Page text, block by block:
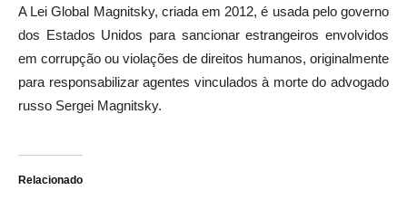
A Lei Global Magnitsky, criada em 2012, é usada pelo governo
dos Estados Unidos para sancionar estrangeiros envolvidos
em corrupção ou violações de direitos humanos, originalmente
para responsabilizar agentes vinculados à morte do advogado
russo Sergei Magnitsky.
Relacionado